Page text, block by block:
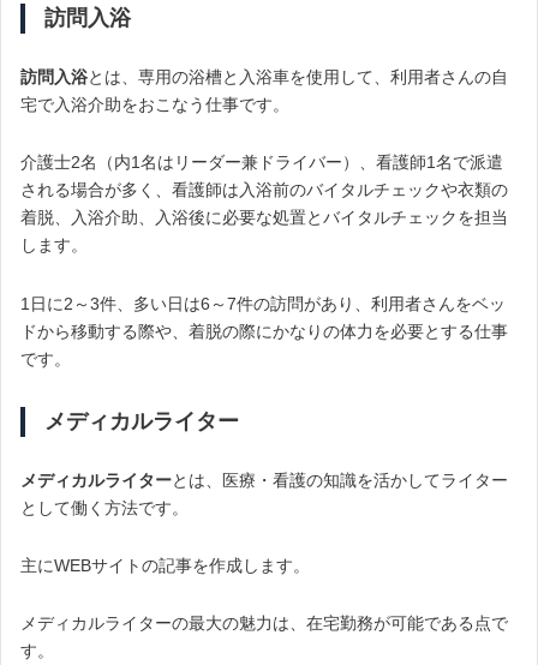
訪問入浴
訪問入浴とは、専用の浴槽と入浴車を使用して、利用者さんの自
宅で入浴介助をおこなう仕事です。
介護士2名（内1名はリーダー兼ドライバー）、看護師1名で派遣
される場合が多く、看護師は入浴前のバイタルチェックや衣類の
着脱、入浴介助、入浴後に必要な処置とバイタルチェックを担当
します。
1日に2～3件、多い日は6～7件の訪問があり、利用者さんをベッ
ドから移動する際や、着脱の際にかなりの体力を必要とする仕事
です。
メディカルライター
メディカルライターとは、医療・看護の知識を活かしてライター
として働く方法です。
主にWEBサイトの記事を作成します。
メディカルライターの最大の魅力は、在宅勤務が可能である点で
す。